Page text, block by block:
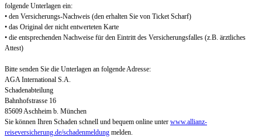
folgende Unterlagen ein:
• den Versicherungs-Nachweis (den erhalten Sie von Ticket Scharf)
• das Original der nicht entwerteten Karte
• die entsprechenden Nachweise für den Eintritt des Versicherungsfalles (z.B. ärztliches
Attest)
Bitte senden Sie die Unterlagen an folgende Adresse:
AGA International S.A.
Schadenabteilung
Bahnhofstrasse 16
85609 Aschheim b. München
Sie können Ihren Schaden schnell und bequem online unter www.allianz-
reiseversicherung.de/schadenmeldung melden.